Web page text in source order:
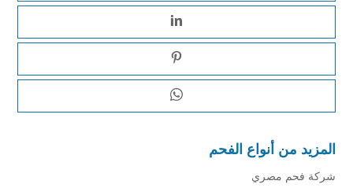
المزيد من أنواع الفحم
شركة فحم مصري